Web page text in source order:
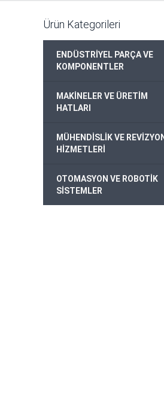
Ürün Kategorileri
ENDÜSTRİYEL PARÇA VE
KOMPONENTLER
MAKİNELER VE ÜRETİM
HATLARI
MÜHENDİSLİK VE REVİZYON
HİZMETLERİ
OTOMASYON VE ROBOTİK
SİSTEMLER